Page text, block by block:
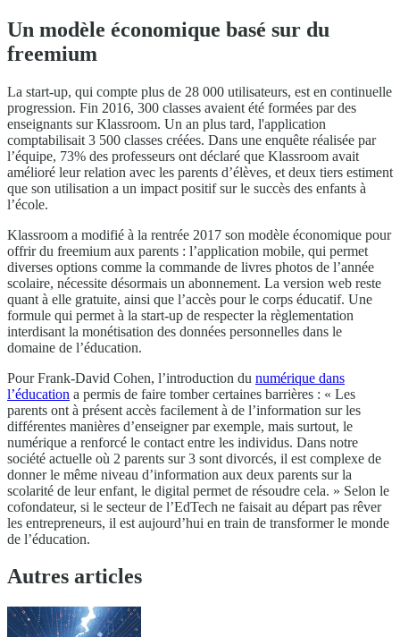
Un modèle économique basé sur du
freemium
La start-up, qui compte plus de 28 000 utilisateurs, est en continuelle
progression. Fin 2016, 300 classes avaient été formées par des
enseignants sur Klassroom. Un an plus tard, l'application
comptabilisait 3 500 classes créées. Dans une enquête réalisée par
l’équipe, 73% des professeurs ont déclaré que Klassroom avait
amélioré leur relation avec les parents d’élèves, et deux tiers estiment
que son utilisation a un impact positif sur le succès des enfants à
l’école.
Klassroom a modifié à la rentrée 2017 son modèle économique pour
offrir du freemium aux parents : l’application mobile, qui permet
diverses options comme la commande de livres photos de l’année
scolaire, nécessite désormais un abonnement. La version web reste
quant à elle gratuite, ainsi que l’accès pour le corps éducatif. Une
formule qui permet à la start-up de respecter la règlementation
interdisant la monétisation des données personnelles dans le
domaine de l’éducation.
Pour Frank-David Cohen, l’introduction du numérique dans
l’éducation a permis de faire tomber certaines barrières : « Les
parents ont à présent accès facilement à de l’information sur les
différentes manières d’enseigner par exemple, mais surtout, le
numérique a renforcé le contact entre les individus. Dans notre
société actuelle où 2 parents sur 3 sont divorcés, il est complexe de
donner le même niveau d’information aux deux parents sur la
scolarité de leur enfant, le digital permet de résoudre cela. » Selon le
cofondateur, si le secteur de l’EdTech ne faisait au départ pas rêver
les entrepreneurs, il est aujourd’hui en train de transformer le monde
de l’éducation.
Autres articles